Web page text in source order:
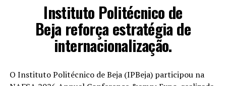
Instituto Politécnico de
Beja reforça estratégia de
internacionalização.
O Instituto Politécnico de Beja (IPBeja) participou na